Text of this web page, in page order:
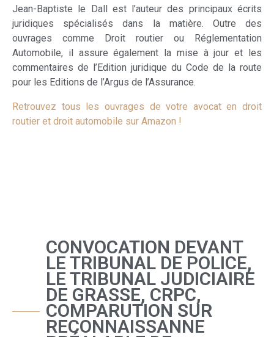
Jean-Baptiste le Dall est l’auteur des principaux écrits
juridiques spécialisés dans la matière. Outre des
ouvrages comme Droit routier ou Réglementation
Automobile, il assure également la mise à jour et les
commentaires de l’Edition juridique du Code de la route
pour les Editions de l’Argus de l’Assurance.
Retrouvez tous les ouvrages de votre avocat en droit
routier et droit automobile sur Amazon !
CONVOCATION DEVANT
LE TRIBUNAL DE POLICE,
LE TRIBUNAL JUDICIAIRE
DE GRASSE, CRPC,
COMPARUTION SUR
RECONNAISSANNE